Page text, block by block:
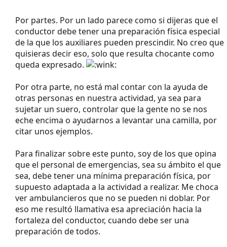
Por partes. Por un lado parece como si dijeras que el
conductor debe tener una preparación física especial
de la que los auxiliares pueden prescindir. No creo que
quisieras decir eso, solo que resulta chocante como
queda expresado.
Por otra parte, no está mal contar con la ayuda de
otras personas en nuestra actividad, ya sea para
sujetar un suero, controlar que la gente no se nos
eche encima o ayudarnos a levantar una camilla, por
citar unos ejemplos.
Para finalizar sobre este punto, soy de los que opina
que el personal de emergencias, sea su ámbito el que
sea, debe tener una mínima preparación física, por
supuesto adaptada a la actividad a realizar. Me choca
ver ambulancieros que no se pueden ni doblar. Por
eso me resultó llamativa esa apreciación hacia la
fortaleza del conductor, cuando debe ser una
preparación de todos.